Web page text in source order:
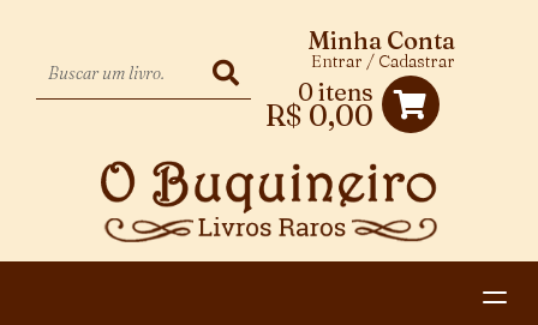
0 itens
R$ 0,00
Minha Conta
Entrar / Cadastrar